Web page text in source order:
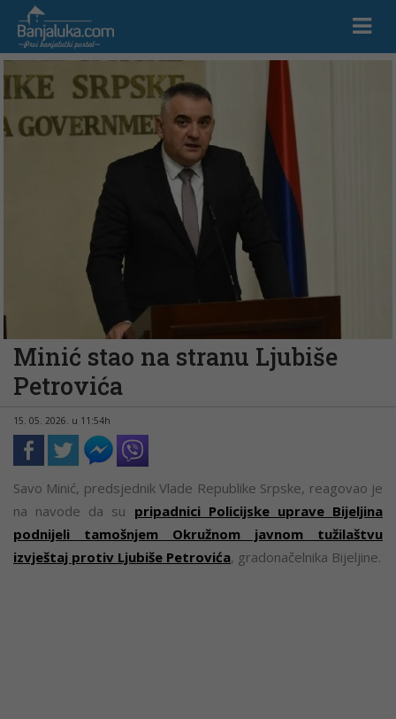
Minić stao na stranu Ljubiše
Petrovića
15. 05. 2026. u 11:54h
Savo Minić, predsjednik Vlade Republike Srpske, reagovao je
na navode da su pripadnici Policijske uprave Bijeljina
podnijeli tamošnjem Okružnom javnom tužilaštvu
izvještaj protiv Ljubiše Petrovića, gradonačelnika Bijeljine.